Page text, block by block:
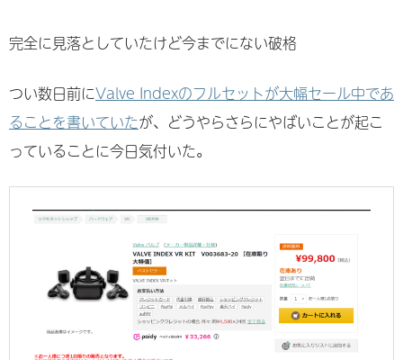
完全に見落としていたけど今までにない破格
つい数日前にValve Indexのフルセットが大幅セール中であ
ることを書いていたが、どうやらさらにやばいことが起こ
っていることに今日気付いた。